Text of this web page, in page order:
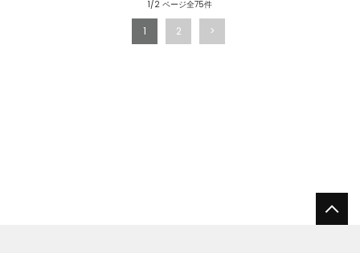
1/2 ページ全75件
1 2